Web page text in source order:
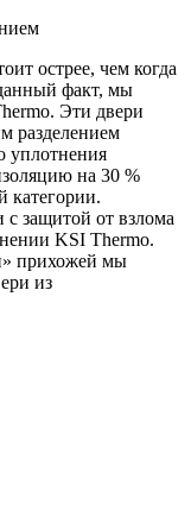
острее, чем когда
факт, мы
Эти двери
разделением
уплотнения
на 30 %
категории.
защитой от взлома
KSI Thermo.
прихожей мы
из